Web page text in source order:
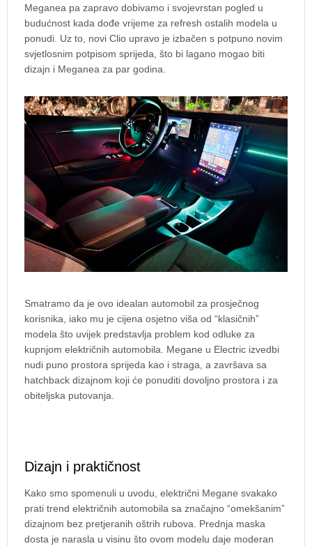
Meganea pa zapravo dobivamo i svojevrstan pogled u
budućnost kada dođe vrijeme za refresh ostalih modela u
ponudi. Uz to, novi Clio upravo je izbačen s potpuno novim
svjetlosnim potpisom sprijeda, što bi lagano mogao biti
dizajn i Meganea za par godina.
Smatramo da je ovo idealan automobil za prosječnog
korisnika, iako mu je cijena osjetno viša od “klasičnih”
modela što uvijek predstavlja problem kod odluke za
kupnjom električnih automobila. Megane u Electric izvedbi
nudi puno prostora sprijeda kao i straga, a završava sa
hatchback dizajnom koji će ponuditi dovoljno prostora i za
obiteljska putovanja.
Dizajn i praktičnost
Kako smo spomenuli u uvodu, električni Megane svakako
prati trend električnih automobila sa značajno “omekšanim”
dizajnom bez pretjeranih oštrih rubova. Prednja maska
dosta je narasla u visinu što ovom modelu daje moderan